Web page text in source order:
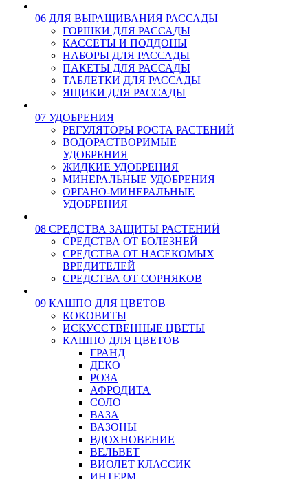
06 ДЛЯ ВЫРАЩИВАНИЯ РАССАДЫ
ГОРШКИ ДЛЯ РАССАДЫ
КАССЕТЫ И ПОДДОНЫ
НАБОРЫ ДЛЯ РАССАДЫ
ПАКЕТЫ ДЛЯ РАССАДЫ
ТАБЛЕТКИ ДЛЯ РАССАДЫ
ЯЩИКИ ДЛЯ РАССАДЫ
07 УДОБРЕНИЯ
РЕГУЛЯТОРЫ РОСТА РАСТЕНИЙ
ВОДОРАСТВОРИМЫЕ
УДОБРЕНИЯ
ЖИДКИЕ УДОБРЕНИЯ
МИНЕРАЛЬНЫЕ УДОБРЕНИЯ
ОРГАНО-МИНЕРАЛЬНЫЕ
УДОБРЕНИЯ
08 СРЕДСТВА ЗАЩИТЫ РАСТЕНИЙ
СРЕДСТВА ОТ БОЛЕЗНЕЙ
СРЕДСТВА ОТ НАСЕКОМЫХ
ВРЕДИТЕЛЕЙ
СРЕДСТВА ОТ СОРНЯКОВ
09 КАШПО ДЛЯ ЦВЕТОВ
КОКОВИТЫ
ИСКУССТВЕННЫЕ ЦВЕТЫ
КАШПО ДЛЯ ЦВЕТОВ
ГРАНД
ДЕКО
РОЗА
АФРОДИТА
СОЛО
ВАЗА
ВАЗОНЫ
ВДОХНОВЕНИЕ
ВЕЛЬВЕТ
ВИОЛЕТ КЛАССИК
ИНТЕРМ